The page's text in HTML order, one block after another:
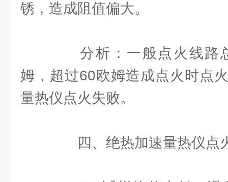
锈，造成阻值偏大。
分析：一般点火线路
姆，超过60欧姆造成点火时点
量热仪点火失败。
四、绝热加速量热仪点